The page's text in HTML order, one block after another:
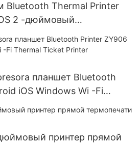
Bluetooth Thermal Printer
2 -дюймовый
Improsora Portatil
планшет Bluetooth
iOS Windows Wi -Fi
USB+BT+WiFi
принтер прямой